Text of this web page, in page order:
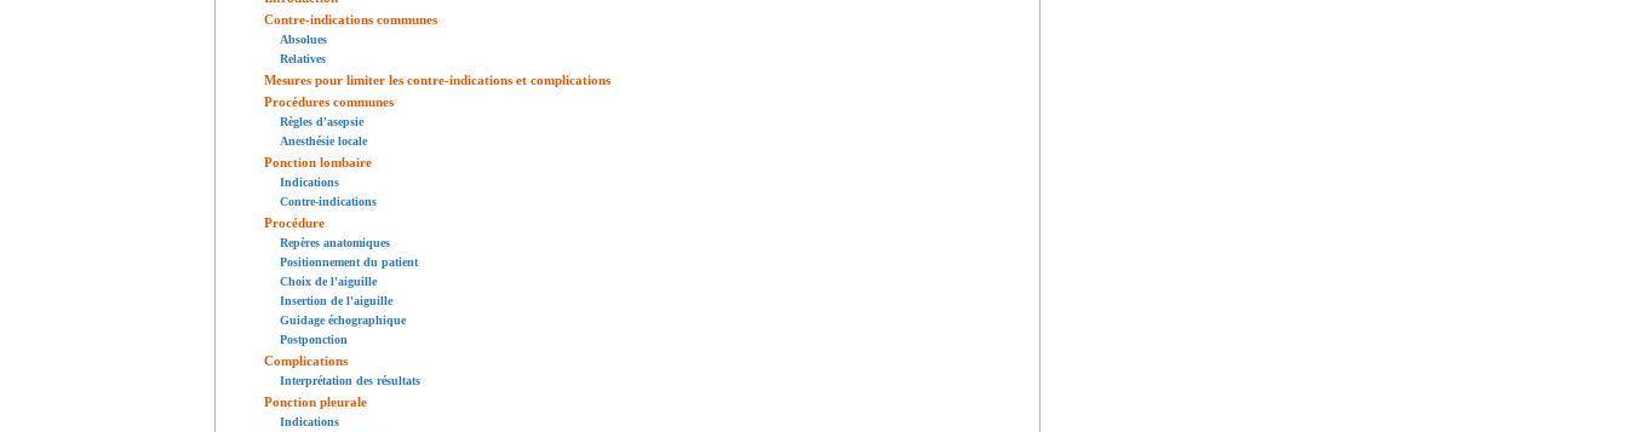
Contre-indications communes
Absolues
Relatives
Mesures pour limiter les contre-indications et complications
Procédures communes
Règles d'asepsie
Anesthésie locale
Ponction lombaire
Indications
Contre-indications
Procédure
Repères anatomiques
Positionnement du patient
Choix de l'aiguille
Insertion de l'aiguille
Guidage échographique
Postponction
Complications
Interprétation des résultats
Ponction pleurale
Indications